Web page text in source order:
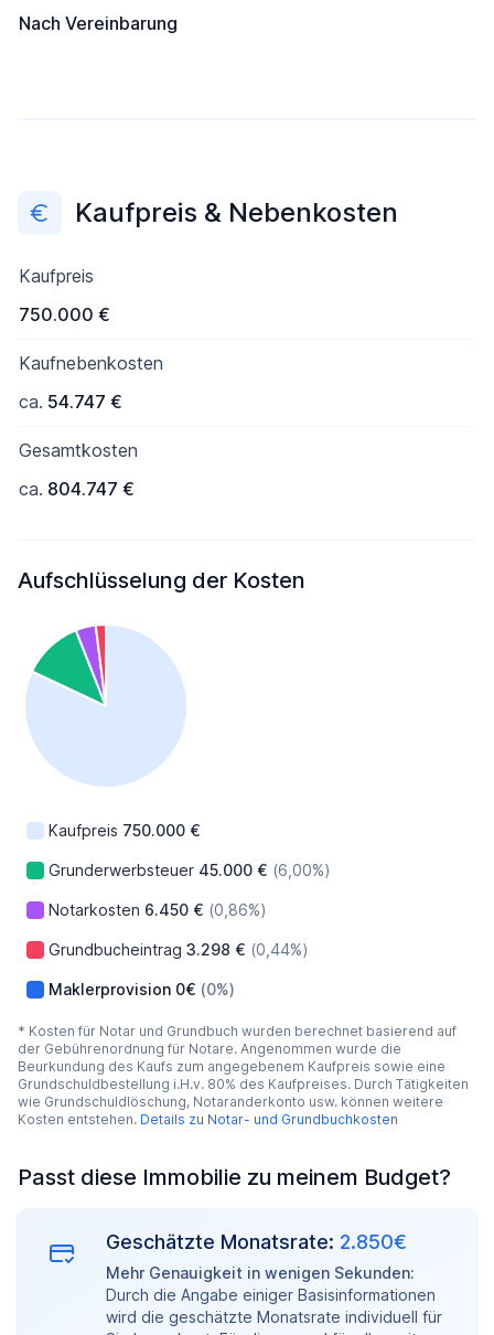
Nach Vereinbarung
Kaufpreis & Nebenkosten
Kaufpreis
750.000 €
Kaufnebenkosten
ca. 54.747 €
Gesamtkosten
ca. 804.747 €
Aufschlüsselung der Kosten
Kaufpreis 750.000 €
Grunderwerbsteuer 45.000 € (6,00%)
Notarkosten 6.450 € (0,86%)
Grundbucheintrag 3.298 € (0,44%)
Maklerprovision 0€ (0%)
* Kosten für Notar und Grundbuch wurden berechnet basierend auf
der Gebührenordnung für Notare. Angenommen wurde die
Beurkundung des Kaufs zum angegebenem Kaufpreis sowie eine
Grundschuldbestellung i.H.v. 80% des Kaufpreises. Durch Tätigkeiten
wie Grundschuldlöschung, Notaranderkonto usw. können weitere
Kosten entstehen. Details zu Notar- und Grundbuchkosten
Passt diese Immobilie zu meinem Budget?
Geschätzte Monatsrate: 2.850€
Mehr Genauigkeit in wenigen Sekunden:
Durch die Angabe einiger Basisinformationen
wird die geschätzte Monatsrate individuell für